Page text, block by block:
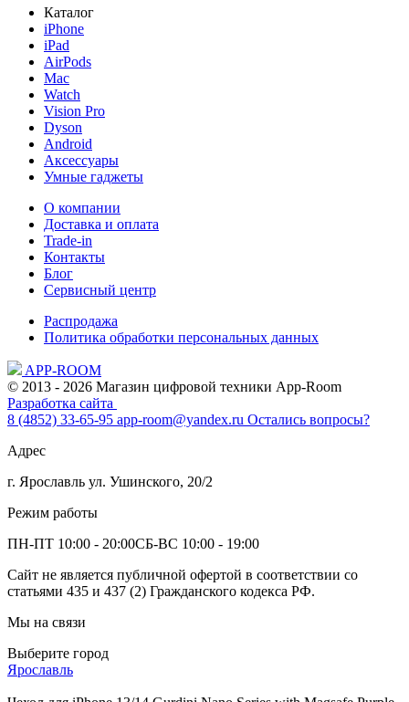
Каталог
iPhone
iPad
AirPods
Mac
Watch
Vision Pro
Dyson
Android
Аксессуары
Умные гаджеты
О компании
Доставка и оплата
Trade-in
Контакты
Блог
Сервисный центр
Распродажа
Политика обработки персональных данных
APP-ROOM
© 2013 - 2026 Магазин цифровой техники App-Room
Разработка сайта
8 (4852) 33-65-95 app-room@yandex.ru Остались вопросы?
Адрес
г. Ярославль ул. Ушинского, 20/2
Режим работы
ПН-ПТ 10:00 - 20:00СБ-ВС 10:00 - 19:00
Сайт не является публичной офертой в соответствии со
статьями 435 и 437 (2) Гражданского кодекса РФ.
Мы на связи
Выберите город
Ярославль